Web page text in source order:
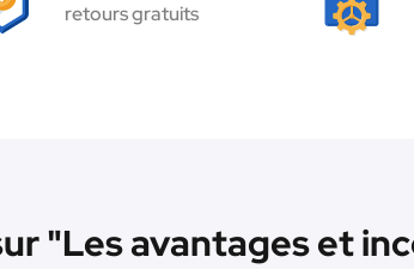
retours gratuits
"Les avantages et